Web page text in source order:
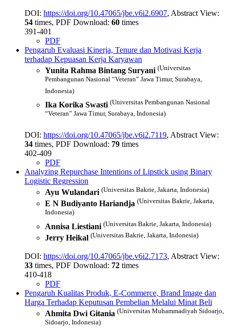
DOI: https://doi.org/10.47065/jbe.v6i2.6907, Abstract View:
54 times, PDF Download: 60 times
391-401
PDF
Pengaruh Evaluasi Kinerja, Tenure dan Motivasi Kerja
terhadap Kepuasan Kerja Karyawan
Yunita Rahma Bintang Suryani (Universitas
Pembangunan Nasional “Veteran” Jawa Timur, Surabaya,
Indonesia)
Ika Korika Swasti (Universitas Pembangunan Nasional
“Veteran” Jawa Timur, Surabaya, Indonesia)
DOI: https://doi.org/10.47065/jbe.v6i2.7119, Abstract View:
34 times, PDF Download: 79 times
402-409
PDF
Analyzing Repurchase Intentions of Lipstick using Binary
Logistic Regression
Ayu Wulandari (Universitas Bakrie, Jakarta, Indonesia)
E N Budiyanto Hariandja (Universitas Bakrie, Jakarta,
Indonesia)
Annisa Liestiani (Universitas Bakrie, Jakarta, Indonesia)
Jerry Heikal (Universitas Bakrie, Jakarta, Indonesia)
DOI: https://doi.org/10.47065/jbe.v6i2.7173, Abstract View:
33 times, PDF Download: 72 times
410-418
PDF
Pengaruh Kualitas Produk, E-Commerce, Brand Image dan
Harga Terhadap Keputusan Pembelian Melalui Minat Beli
Ahmita Dwi Gitania (Universitas Muhammadiyah Sidoarjo,
Sidoarjo, Indonesia)